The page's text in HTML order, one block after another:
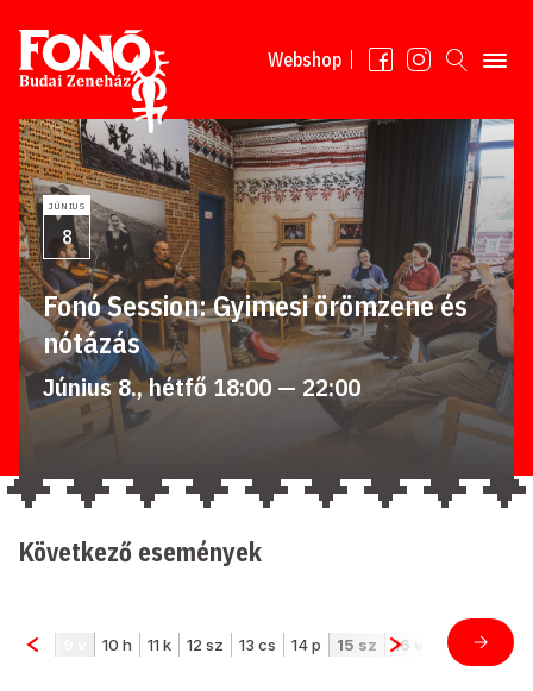
Tovább a tartalomhoz
Webshop
JÚNIUS
8
Fonó Session: Gyimesi örömzene és
nótázás
Június 8., hétfő 18:00 — 22:00
Következő események